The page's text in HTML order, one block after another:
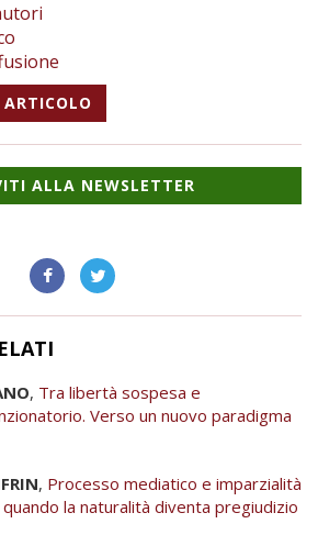
ALLA NEWSLETTER
, Tra libertà sospesa e
Verso un nuovo paradigma
, Processo mediatico e imparzialità
la naturalità diventa pregiudizio